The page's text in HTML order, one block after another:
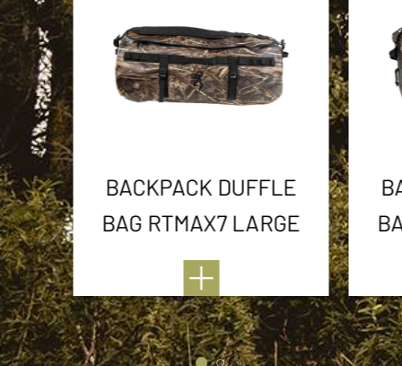
BACKPACK DUFFLE
BAG RTMAX7 LARGE